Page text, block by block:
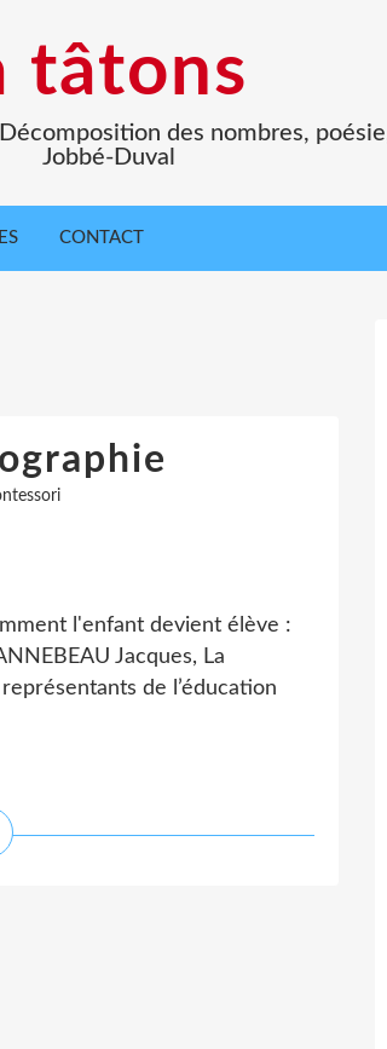
tâtons
des nombres,
Jobbé-Duval
CONTACT
l'enfant devient élève :
Jacques, La
de l’éducation